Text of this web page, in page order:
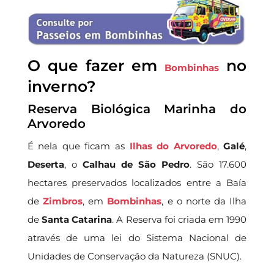
O que fazer em Bombinhas
no
inverno?
Reserva Biológica Marinha do
Arvoredo
É nela que ficam as Ilhas do Arvoredo,Galé,
Deserta, o Calhau de São Pedro. São 17.600
hectares preservados localizados entre a Baía
de Zimbros, em Bombinhas, e o norte da Ilha
de Santa Catarina. A Reserva foi criada em 1990
através de uma lei do Sistema Nacional de
Unidades de Conservação da Natureza (SNUC).